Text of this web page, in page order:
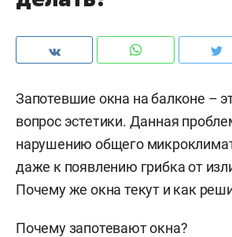
Запотевшие окна на балконе –
вопрос эстетики. Данная
нарушению общего
даже к появлению грибка от
Почему же окна текут и как
Почему запотевают окна?